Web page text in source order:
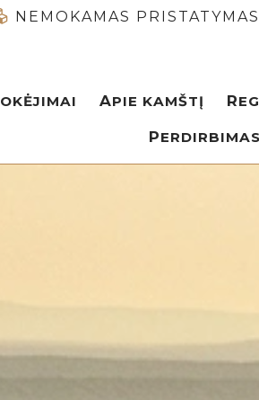
NEMOKAMAS
MOKĖJIMAI APIE KAMŠTĮ
PERDIRBIMAS